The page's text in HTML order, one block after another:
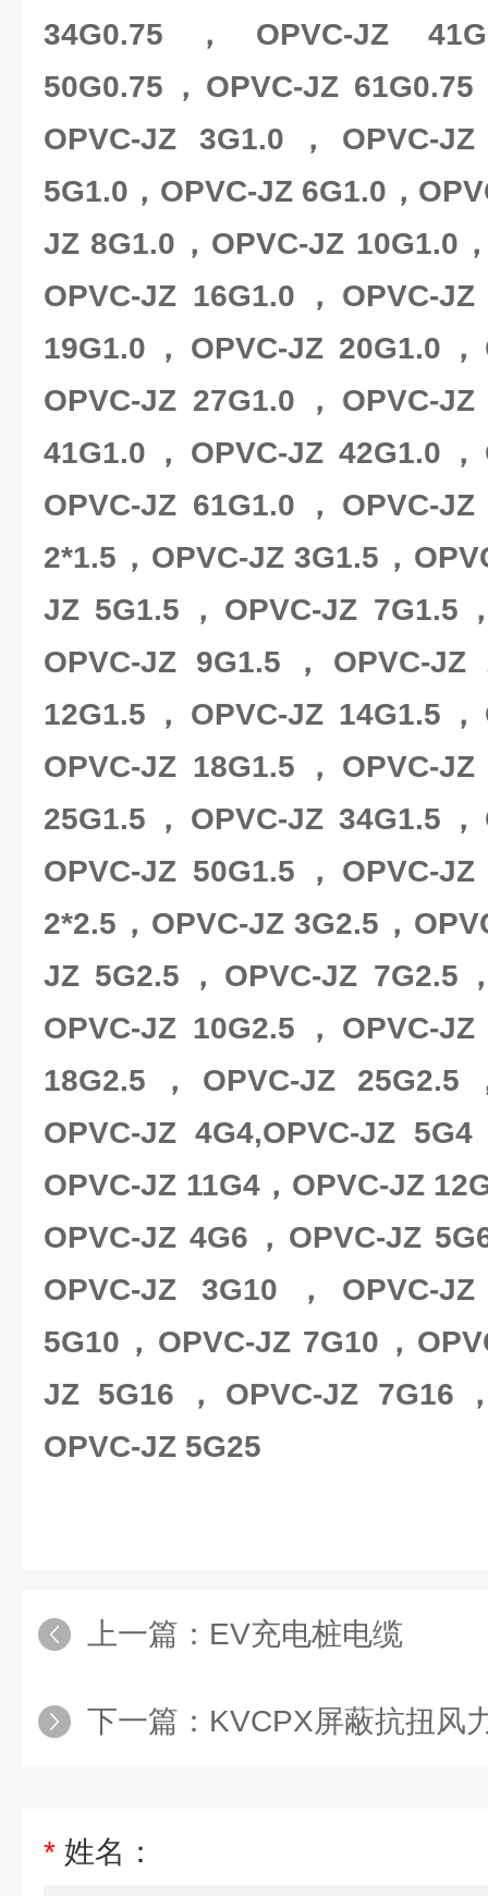
34G0.75，OPVC-JZ
50G0.75，OPVC-JZ
OPVC-JZ 3G1.0，OPVC-
5G1.0，OPVC-JZ 6G1.0，
JZ 8G1.0，OPVC-JZ 10G1.0
OPVC-JZ 16G1.0，OPVC-
19G1.0，OPVC-JZ 20G1.0
OPVC-JZ 27G1.0，OPVC-
41G1.0，OPVC-JZ 42G1.0
OPVC-JZ 61G1.0，OPVC-
2*1.5，OPVC-JZ 3G1.5，
JZ 5G1.5，OPVC-JZ 7G1.5
OPVC-JZ 9G1.5，OPVC-JZ
12G1.5，OPVC-JZ 14G1.5
OPVC-JZ 18G1.5，OPVC-
25G1.5，OPVC-JZ 34G1.5
OPVC-JZ 50G1.5，OPVC-
2*2.5，OPVC-JZ 3G2.5，
JZ 5G2.5，OPVC-JZ 7G2.5
OPVC-JZ 10G2.5，OPVC-
18G2.5，OPVC-JZ 25G2.5
OPVC-JZ 4G4,OPVC-JZ
OPVC-JZ 11G4，OPVC-JZ
OPVC-JZ 4G6，OPVC-JZ
OPVC-JZ 3G10，OPVC-
5G10，OPVC-JZ 7G10，
JZ 5G16，OPVC-JZ 7G16
OPVC-JZ 5G25
上一篇： EV充电桩电缆
下一篇： KVCPX屏蔽抗扭风
* 姓名：